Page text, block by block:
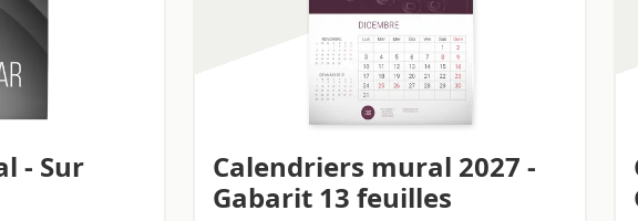
- Sur
Calendriers mural 2027 -
Gabarit 13 feuilles